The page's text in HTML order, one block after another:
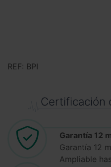
REF: BPI
Certificación
Garantía 12
Garantía 12
Ampliable